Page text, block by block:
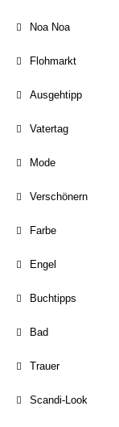
Noa Noa
Flohmarkt
Ausgehtipp
Vatertag
Mode
Verschönern
Farbe
Engel
Buchtipps
Bad
Trauer
Scandi-Look